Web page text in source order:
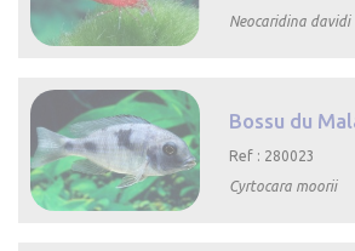
Neocaridina davidi
Bossu du
Ref : 280023
Cyrtocara moorii